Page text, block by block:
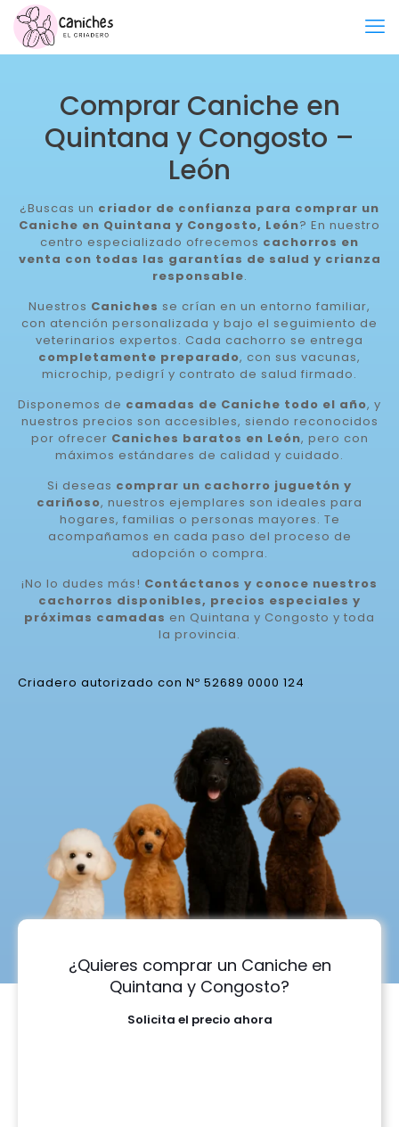
Comprar Caniche en
Quintana y Congosto –
León
¿Buscas un criador de confianza para comprar un
Caniche en Quintana y Congosto, León? En nuestro
centro especializado ofrecemos cachorros en
venta con todas las garantías de salud y crianza
responsable.
Nuestros Caniches se crían en un entorno familiar,
con atención personalizada y bajo el seguimiento de
veterinarios expertos. Cada cachorro se entrega
completamente preparado, con sus vacunas,
microchip, pedigrí y contrato de salud firmado.
Disponemos de camadas de Caniche todo el año, y
nuestros precios son accesibles, siendo reconocidos
por ofrecer Caniches baratos en León, pero con
máximos estándares de calidad y cuidado.
Si deseas comprar un cachorro juguetón y
cariñoso, nuestros ejemplares son ideales para
hogares, familias o personas mayores. Te
acompañamos en cada paso del proceso de
adopción o compra.
¡No lo dudes más! Contáctanos y conoce nuestros
cachorros disponibles, precios especiales y
próximas camadas en Quintana y Congosto y toda
la provincia.
Criadero autorizado con Nº 52689 0000 124
¿Quieres comprar un Caniche en
Quintana y Congosto?
Solicita el precio ahora